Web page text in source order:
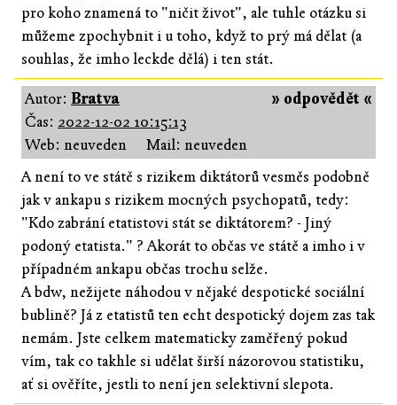
pro koho znamená to "ničit život", ale tuhle otázku si
můžeme zpochybnit i u toho, když to prý má dělat (a
souhlas, že imho leckde dělá) i ten stát.
» odpovědět «
Autor: Bratva
Čas: 2022-12-02 10:15:13
Web: neuveden
Mail: neuveden
A není to ve státě s rizikem diktátorů vesměs podobně
jak v ankapu s rizikem mocných psychopatů, tedy:
"Kdo zabrání etatistovi stát se diktátorem? - Jiný
podoný etatista." ? Akorát to občas ve státě a imho i v
případném ankapu občas trochu selže.
A bdw, nežijete náhodou v nějaké despotické sociální
bublině? Já z etatistů ten echt despotický dojem zas tak
nemám. Jste celkem matematicky zaměřený pokud
vím, tak co takhle si udělat širší názorovou statistiku,
ať si ověříte, jestli to není jen selektivní slepota.